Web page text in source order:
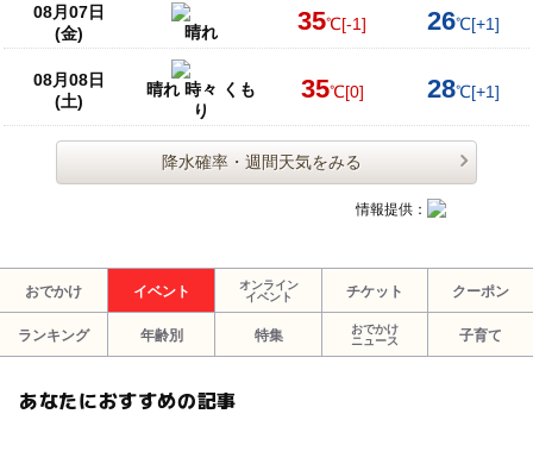
08月07日
(金)
晴れ 35℃[-1] 26℃[+1]
08月08日
(土)
晴れ 時々 くも
り
35℃[0] 28℃[+1]
降水確率・週間天気をみる
情報提供：
おでかけ イベント
オンライン
イベント
チケット クーポン
ランキング 年齢別 特集
おでかけ
ニュース
子育て
あなたにおすすめの記事